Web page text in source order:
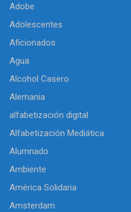
Adobe
Adolescentes
Aficionados
Agua
Alcohol Casero
Alemania
alfabetización digital
Alfabetización Mediática
Alumnado
Ambiente
América Solidaria
Amsterdam